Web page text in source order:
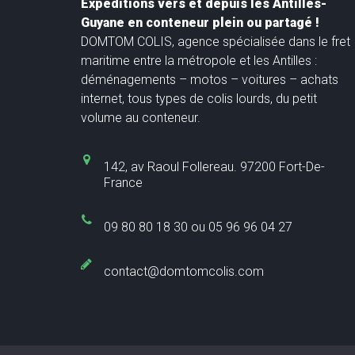
Expéditions vers et depuis les Antilles-
Guyane en conteneur plein ou partagé !
DOMTOM COLIS, agence spécialisée dans le fret
maritime entre la métropole et les Antilles :
déménagements – motos – voitures – achats
internet, tous types de colis lourds, du petit
volume au conteneur.
142, av Raoul Follereau. 97200 Fort-De-
France
09 80 80 18 30 ou 05 96 96 04 27
contact@domtomcolis.com